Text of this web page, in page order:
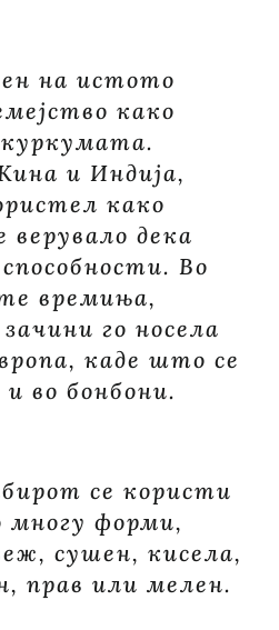
на истото
како
и Индија,
како
верувало дека
Во
времиња,
го носела
каде што се
во бонбони.
се користи
многу форми,
сушен, кисела,
прав или мелен.